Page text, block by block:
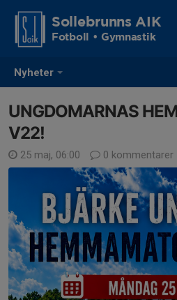
Nyheter
Sollebrunns AIK
Fotboll • Gymnastik
UNGDOMARNAS
V22!
25 maj, 06:00 0 kommentarer